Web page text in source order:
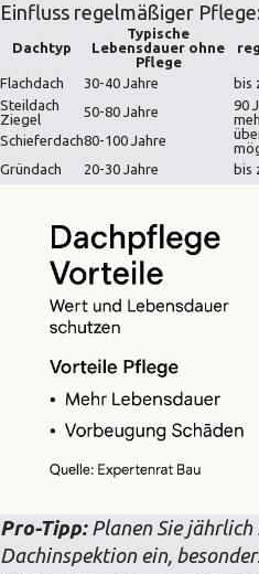
Einfluss regelmäßiger
Dachtyp
Typische
Lebensdauer ohne
Pflege
Flachdach
30-40 Jahre bis
Steildach
Ziegel
50-80 Jahre
90
Schieferdach80-100 Jahre
Gründach
20-30 Jahre bis
Pro-Tipp: Planen Sie jährlich
Dachinspektion ein,